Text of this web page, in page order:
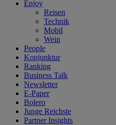
Enjoy
Reisen
Technik
Mobil
Wein
People
Konjunktur
Ranking
Business Talk
Newsletter
E-Paper
Bolero
Junge Reichste
Partner Insights